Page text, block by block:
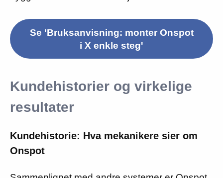
Se 'Bruksanvisning: monter Onspot
i X enkle steg'
Kundehistorier og virkelige
resultater
Kundehistorie: Hva mekanikere sier om
Onspot